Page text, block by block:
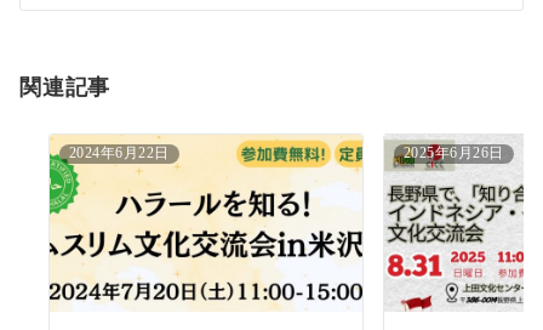
シ
ン
関連記事
2024年6月22日 2025年6月26日